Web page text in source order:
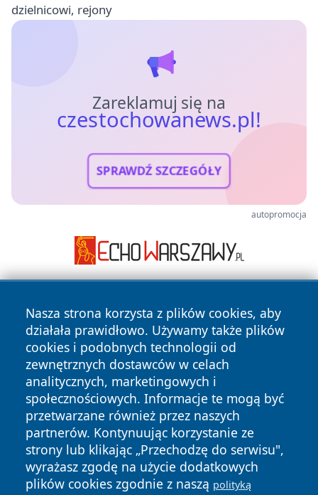
dzielnicowi, rejony
Zareklamuj się na
czestochowanews.pl!
SPRAWDŹ SZCZEGÓŁY
autopromocja
Nasza strona korzysta z plików cookies, aby
działała prawidłowo. Używamy także plików
cookies i podobnych technologii od
zewnętrznych dostawców w celach
analitycznych, marketingowych i
społecznościowych. Informacje te mogą być
przetwarzane również przez naszych
partnerów. Kontynuując korzystanie ze
strony lub klikając „Przechodzę do serwisu",
wyrażasz zgodę na użycie dodatkowych
plików cookies zgodnie z naszą polityką
Copyright © 2026 czestochowanews.pl Wszystkie prawa
zastrzeżone.
News Autorzy
Polityka
Prywatności
Polityka
Cookies